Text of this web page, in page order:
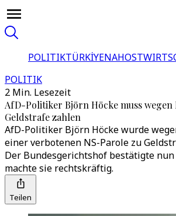
POLITIKTÜRKİYENAHOST
POLITIK
2 Min. Lesezeit
AfD-Politiker Björn Höcke muss wegen
Geldstrafe zahlen
AfD-Politiker Björn Höcke wurde
einer verbotenen NS-Parole zu
Der Bundesgerichtshof bestätigte
machte sie rechtskräftig.
Teilen